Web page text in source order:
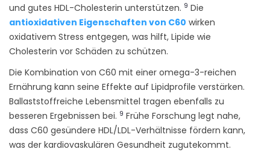
und gutes HDL-Cholesterin unterstützen. 9 Die
antioxidativen Eigenschaften von C60 wirken
oxidativem Stress entgegen, was hilft, Lipide wie
Cholesterin vor Schäden zu schützen.
Die Kombination von C60 mit einer omega-3-reichen
Ernährung kann seine Effekte auf Lipidprofile verstärken.
Ballaststoffreiche Lebensmittel tragen ebenfalls zu
besseren Ergebnissen bei. 9 Frühe Forschung legt nahe,
dass C60 gesündere HDL/LDL-Verhältnisse fördern kann,
was der kardiovaskulären Gesundheit zugutekommt.